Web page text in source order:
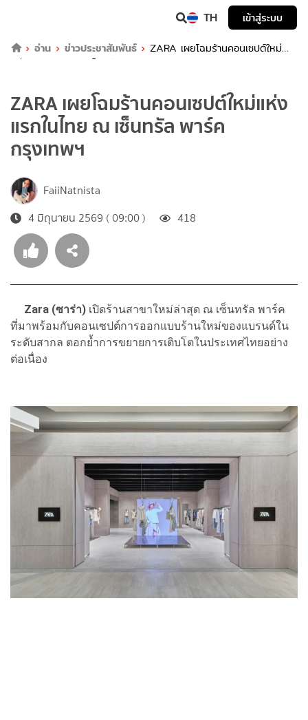
TH
เข้าสู่ระบบ
อ่าน
ข่าวประชาสัมพันธ์
ZARA เผยโฉมร้านคอนเซปต์ใหม่
แห่งแรกในไทย ณ เซ็นทรัล พาร์ค กรุงเทพฯ
ZARA เผยโฉมร้านคอนเซปต์ใหม่แห่ง
แรกในไทย ณ เซ็นทรัล พาร์ค
กรุงเทพฯ
FaiiNatnista
4 มิถุนายน 2569 ( 09:00 )
418
Zara (ซาร่า) เปิดร้านสาขาใหม่ล่าสุด ณ เซ็นทรัล พาร์ค
ที่มาพร้อมกับคอนเซปต์การออกแบบร้านใหม่ของแบรนด์ใน
ระดับสากล ตอกย้ำการขยายการเติบโตในประเทศไทยอย่าง
ต่อเนื่อง